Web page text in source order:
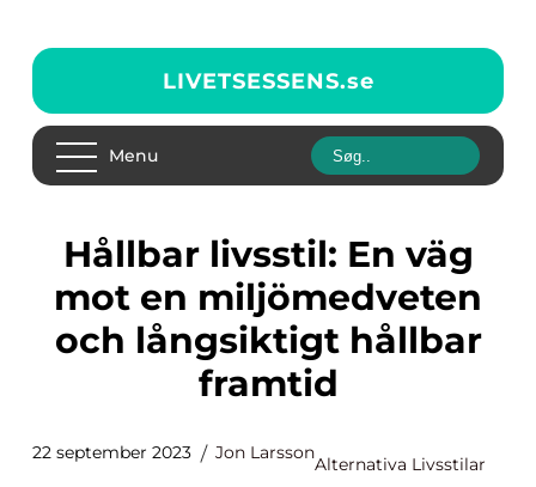
LIVETSESSENS.se
Menu
Hållbar livsstil: En väg
mot en miljömedveten
och långsiktigt hållbar
framtid
22 september 2023 Jon Larsson
Alternativa Livsstilar